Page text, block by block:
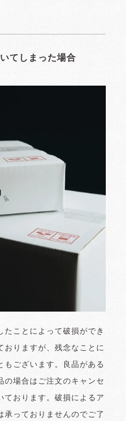
てしまった場合
たことによって破損ができ
おりますが、残念なことに
もございます。良品がある
の場合はご注文のキャンセ
ております。破損によるア
承っておりませんのでご了